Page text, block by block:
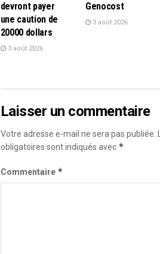
devront payer
une caution de
20000 dollars
3 août 2026
Genocost
3 août 2026
Laisser un commentaire
Votre adresse e-mail ne sera pas publiée.
obligatoires sont indiqués avec *
Commentaire *